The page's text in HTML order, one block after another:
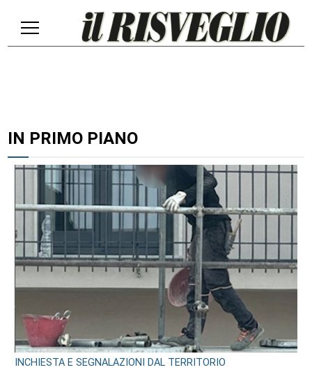
IN PRIMO PIANO
INCHIESTA E SEGNALAZIONI DAL TERRITORIO